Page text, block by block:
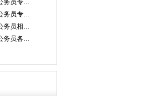
务员专...
务员专...
务员相...
务员各...